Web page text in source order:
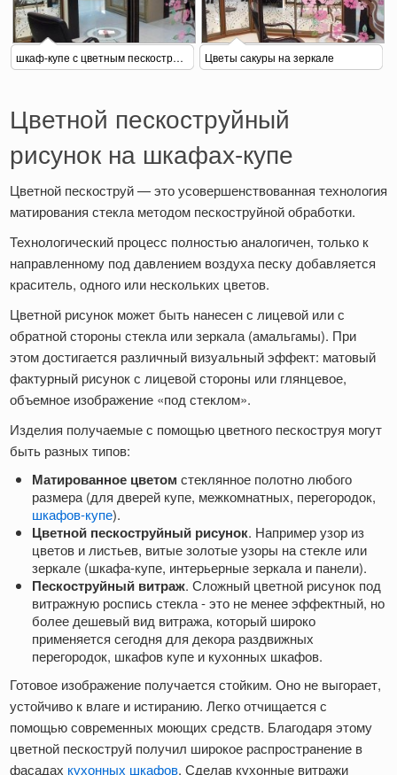
шкаф-купе с цветным пескоструем Цветы сакуры на зеркале
Цветной пескоструйный
рисунок на шкафах-купе
Цветной пескоструй — это усовершенствованная технология
матирования стекла методом пескоструйной обработки.
Технологический процесс полностью аналогичен, только к
направленному под давлением воздуха песку добавляется
краситель, одного или нескольких цветов.
Цветной рисунок может быть нанесен с лицевой или с
обратной стороны стекла или зеркала (амальгамы). При
этом достигается различный визуальный эффект: матовый
фактурный рисунок с лицевой стороны или глянцевое,
объемное изображение «под стеклом».
Изделия получаемые с помощью цветного пескоструя могут
быть разных типов:
Матированное цветом стеклянное полотно любого
размера (для дверей купе, межкомнатных, перегородок,
шкафов-купе).
Цветной пескоструйный рисунок. Например узор из
цветов и листьев, витые золотые узоры на стекле или
зеркале (шкафа-купе, интерьерные зеркала и панели).
Пескоструйный витраж. Сложный цветной рисунок под
витражную роспись стекла - это не менее эффектный, но
более дешевый вид витража, который широко
применяется сегодня для декора раздвижных
перегородок, шкафов купе и кухонных шкафов.
Готовое изображение получается стойким. Оно не выгорает,
устойчиво к влаге и истиранию. Легко отчищается с
помощью современных моющих средств. Благодаря этому
цветной пескоструй получил широкое распространение в
фасадах кухонных шкафов. Сделав кухонные витражи